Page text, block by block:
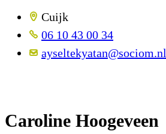
Cuijk
06 10 43 00 34
ayseltekyatan@sociom.nl
Caroline Hoogeveen